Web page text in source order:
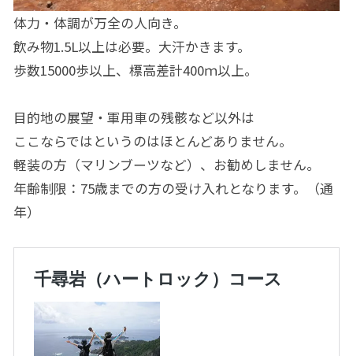
体力・体調が万全の人向き。
飲み物1.5L以上は必要。大汗かきます。
歩数15000歩以上、標高差計400ｍ以上。
目的地の展望・軍用車の残骸など以外は
ここならではというのはほとんどありません。
軽装の方（マリンブーツなど）、お勧めしません。
年齢制限：75歳までの方の受け入れとなります。（通
年）